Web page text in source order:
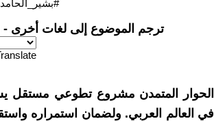
ترجم الموضوع إلى لغات أخرى -
الحوار المتمدن مشروع تطوعي مستقل
في العالم العربي. ولضمان استمراره